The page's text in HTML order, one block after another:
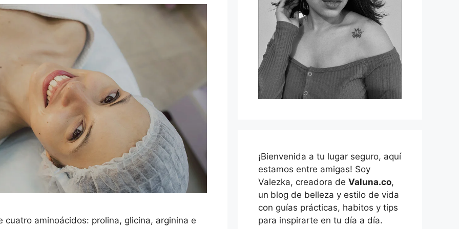
aminoácidos: prolina, glicina, arginina e
¡Bienvenida a tu lugar seguro, aquí
estamos entre amigas! Soy
Valezka, creadora de Valuna.co,
un blog de belleza y estilo de vida
con guías prácticas, habitos y tips
para inspirarte en tu día a día.